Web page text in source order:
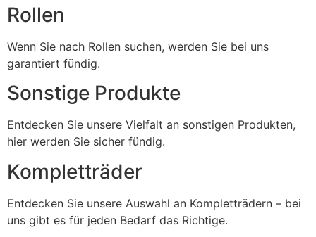
Rollen
Wenn Sie nach Rollen suchen, werden Sie bei uns
garantiert fündig.
Sonstige Produkte
Entdecken Sie unsere Vielfalt an sonstigen Produkten,
hier werden Sie sicher fündig.
Kompletträder
Entdecken Sie unsere Auswahl an Kompletträdern – bei
uns gibt es für jeden Bedarf das Richtige.